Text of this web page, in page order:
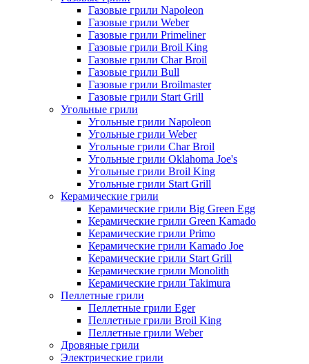
Газовые грили Napoleon
Газовые грили Weber
Газовые грили Primeliner
Газовые грили Broil King
Газовые грили Char Broil
Газовые грили Bull
Газовые грили Broilmaster
Газовые грили Start Grill
Угольные грили
Угольные грили Napoleon
Угольные грили Weber
Угольные грили Char Broil
Угольные грили Oklahoma Joe's
Угольные грили Broil King
Угольные грили Start Grill
Керамические грили
Керамические грили Big Green Egg
Керамические грили Green Kamado
Керамические грили Primo
Керамические грили Kamado Joe
Керамические грили Start Grill
Керамические грили Monolith
Керамические грили Takimura
Пеллетные грили
Пеллетные грили Eger
Пеллетные грили Broil King
Пеллетные грили Weber
Дровяные грили
Электрические грили